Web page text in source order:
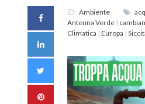
Ambiente
Antenna Verde |
Climatica | Europa |